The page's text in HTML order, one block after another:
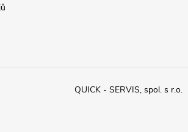
QUICK - SERVIS, spol. s r.o.